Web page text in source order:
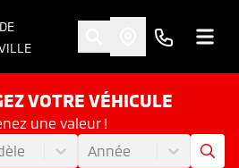
VOTRE VÉHICULE
une valeur !
Année